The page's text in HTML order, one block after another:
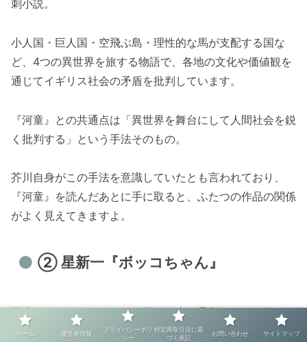
刺小説。
小人国・巨人国・空飛ぶ島・理性的な馬が支配する国な
ど、4つの異世界を旅する物語で、各地の文化や価値観を
通じてイギリス社会の矛盾を批判しています。
『河童』との共通点は「異世界を舞台にして人間社会を鋭
く批判する」という手法そのもの。
芥川自身がこの手法を意識していたとも言われており、
『河童』を読んだあとに手に取ると、ふたつの作品の関係
がよく見えてきますよ。
② 星新一『ボッコちゃん』
日本のショートショートの第一人者・星新一が1971年に
発表した短編集。
ホーム 運営者情報
プライバシーポリ
シー
特定商取引法に基
づく表記
お問い合わせ サイトマップ